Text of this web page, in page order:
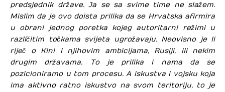
predsjednik države. Ja se sa svime time ne slažem.
Mislim da je ovo doista prilika da se Hrvatska afirmira
u obrani jednog poretka kojeg autoritarni režimi u
različitim točkama svijeta ugrožavaju. Neovisno je li
riječ o Kini i njihovim ambicijama, Rusiji, ili nekim
drugim državama. To je prilika i nama da se
pozicioniramo u tom procesu. A iskustva i vojsku koja
ima aktivno ratno iskustvo na svom teritoriju, to je